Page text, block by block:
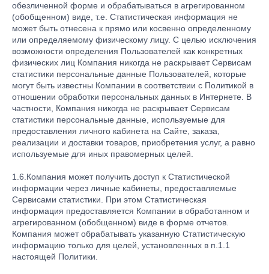
обезличенной форме и обрабатываться в агрегированном
(обобщенном) виде, т.е. Статистическая информация не
может быть отнесена к прямо или косвенно определенному
или определяемому физическому лицу. С целью исключения
возможности определения Пользователей как конкретных
физических лиц Компания никогда не раскрывает Сервисам
статистики персональные данные Пользователей, которые
могут быть известны Компании в соответствии с Политикой в
отношении обработки персональных данных в Интернете. В
частности, Компания никогда не раскрывает Сервисам
статистики персональные данные, используемые для
предоставления личного кабинета на Сайте, заказа,
реализации и доставки товаров, приобретения услуг, а равно
используемые для иных правомерных целей.
1.6.Компания может получить доступ к Статистической
информации через личные кабинеты, предоставляемые
Сервисами статистики. При этом Статистическая
информация предоставляется Компании в обработанном и
агрегированном (обобщенном) виде в форме отчетов.
Компания может обрабатывать указанную Статистическую
информацию только для целей, установленных в п.1.1
настоящей Политики.